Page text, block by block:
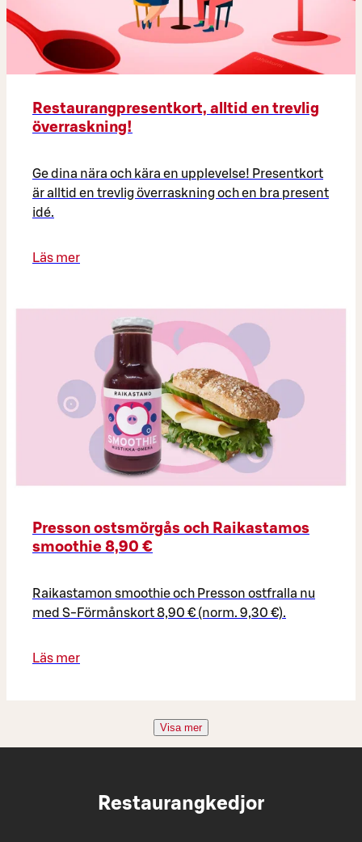
Restaurangpresentkort, alltid en trevlig
överraskning!
Ge dina nära och kära en upplevelse! Presentkort
är alltid en trevlig överraskning och en bra present
idé.
Läs mer
Presson ostsmörgås och Raikastamos
smoothie 8,90 €
Raikastamon smoothie och Presson ostfralla nu
med S-Förmånskort 8,90 € (norm. 9,30 €).
Läs mer
Visa mer
Restaurangkedjor